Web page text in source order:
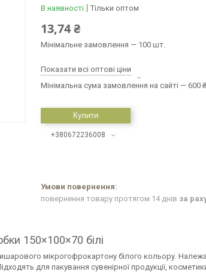
В наявності Тільки оптом
13,74 ₴
Мінімальне замовлення — 100 шт.
Показати всі оптові ціни
Мінімальна сума замовлення на сайті — 600 ₴
Купити
+380672236008
повернення товару протягом 14 днів за
150×100×70 білі
мікрогофрокартону білого кольору.
для пакування сувенірної продукції,